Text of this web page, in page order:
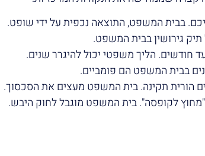
בבית המשפט, התוצאה נכפית על ידי שופט.
תיק גירושין בבית המשפט.
חודשים. הליך משפטי יכול להיגרר שנים.
בבית המשפט הם פומביים.
הורית תקינה. בית המשפט מעצים את הסכסוך.
לקופסה". בית המשפט מוגבל לחוק היבש.